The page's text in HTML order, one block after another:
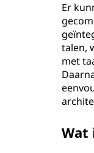
Er
talen,
met
Wat